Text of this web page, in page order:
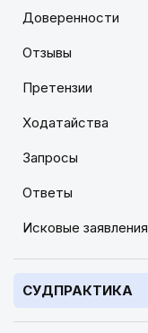
Доверенности
Отзывы
Претензии
Ходатайства
Запросы
Ответы
Исковые заявления
СУДПРАКТИКА